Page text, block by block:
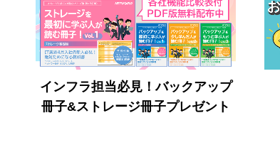
インフラ担当必見！バックアップ
冊子&ストレージ冊子プレゼント